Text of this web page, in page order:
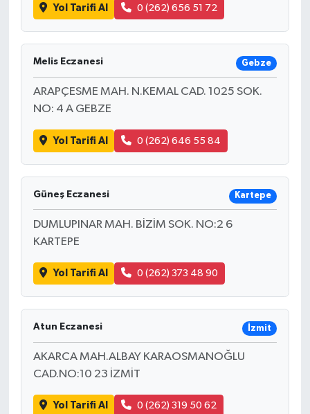
Yol Tarifi Al 0 (262) 656 51 72
Melis Eczanesi Gebze
ARAPÇESME MAH. N.KEMAL CAD. 1025 SOK.
NO: 4 A GEBZE
Yol Tarifi Al 0 (262) 646 55 84
Güneş Eczanesi Kartepe
DUMLUPINAR MAH. BİZİM SOK. NO:2 6
KARTEPE
Yol Tarifi Al 0 (262) 373 48 90
Atun Eczanesi İzmit
AKARCA MAH.ALBAY KARAOSMANOĞLU
CAD.NO:10 23 İZMİT
Yol Tarifi Al 0 (262) 319 50 62